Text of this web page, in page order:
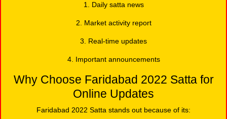
1. Daily satta news
2. Market activity report
3. Real-time updates
4. Important announcements
Why Choose Faridabad 2022 Satta for
Online Updates
Faridabad 2022 Satta stands out because of its: